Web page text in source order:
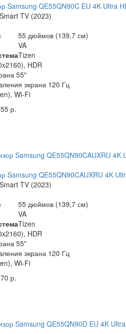
Samsung QE55QN90C EU 4K Ultra
TV (2023)
55 дюймов (139,7 см)
VA
Tizen
HDR
55"
экрана 120 Гц
Wi-Fi
р.
Samsung QE55QN90CAUXRU 4K
TV (2023)
55 дюймов (139,7 см)
VA
Tizen
HDR
55"
экрана 120 Гц
Wi-Fi
р.